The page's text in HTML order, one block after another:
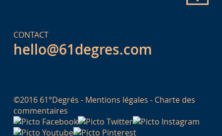
CONTACT
hello@61degres.com
©2016 61°Degrés - Mentions légales - Charte des
commentaires